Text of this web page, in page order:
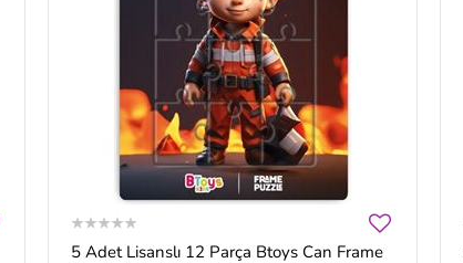
5 Adet Lisanslı 12 Parça Btoys Can Frame